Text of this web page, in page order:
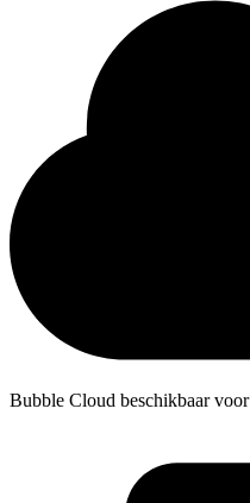
Bubble Cloud beschikbaar